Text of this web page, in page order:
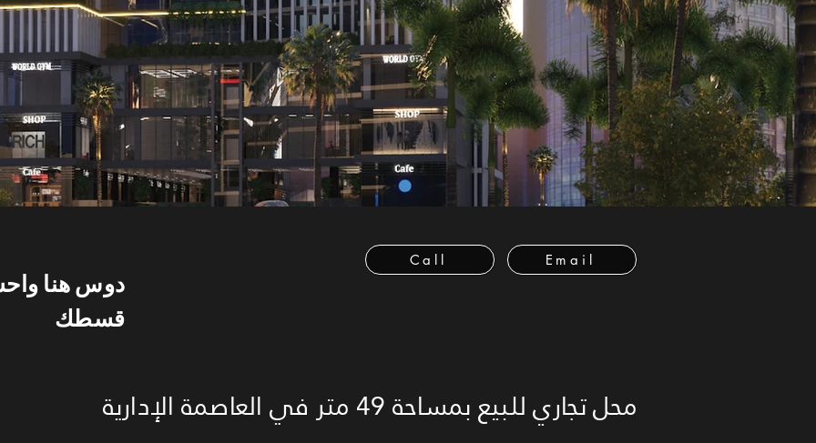
دوس هنا
قسطك
Call Email
محل تجاري للبيع بمساحة 49 متر في العاصمة الإدارية